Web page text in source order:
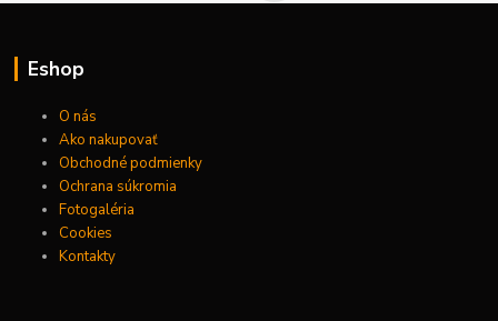
Eshop
O nás
Ako nakupovať
Obchodné podmienky
Ochrana súkromia
Fotogaléria
Cookies
Kontakty